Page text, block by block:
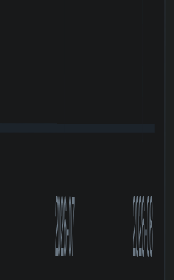
2026-07 2026-08